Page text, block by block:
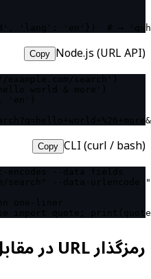
'lang': 'en'})  # →
Node.js (URL API)
Copy
CLI (curl / bash)
Copy
search" --data-urlencode
import quote;
رمزگذار URL در مقابل جایگزین‌ها